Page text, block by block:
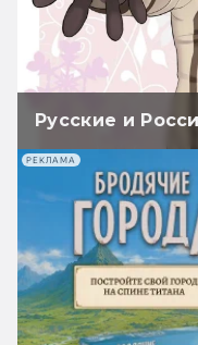
Русские и
РЕКЛАМА